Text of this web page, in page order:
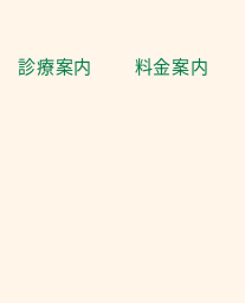
診療案内 料金案内